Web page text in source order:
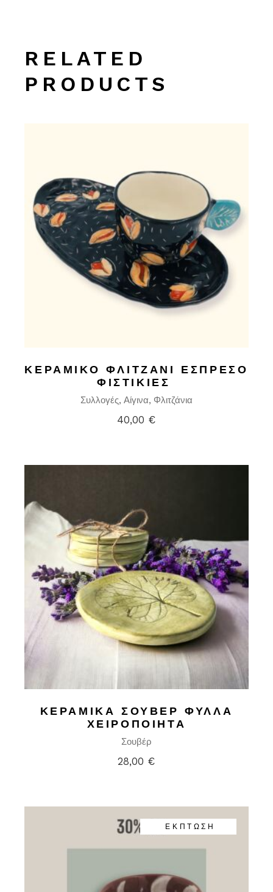
RELATED
PRODUCTS
ΚΕΡΑΜΙΚΌ ΦΛΙΤΖΆΝΙ ΕΣΠΡΈΣΟ
ΦΙΣΤΙΚΙΈΣ
Συλλογές Αίγινα Φλιτζάνια
40,00 €
ΚΕΡΑΜΙΚΆ ΣΟΥΒΕΡ ΦΎΛΛΑ
ΧΕΙΡΟΠΟΊΗΤΑ
Σουβέρ
28,00 €
ΕΚΠΤΩΣΗ